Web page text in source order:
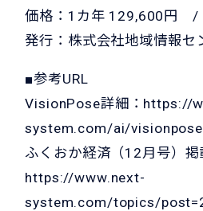
価格：1カ年 129,600円 /
発行：株式会社地域情報セ
■参考URL
VisionPose詳細： https://
system.com/ai/visionpose
ふくおか経済（12月号）掲
https://www.next-
system.com/topics/